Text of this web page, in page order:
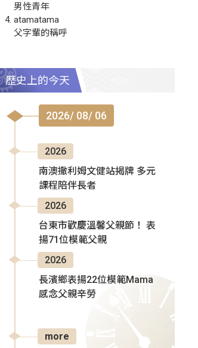
男性青年
atamatama
父字輩的稱呼
歷史上的今天
2026/ 08/ 06
2026
南澳撒利姆文健站揭牌 多元
課程陪伴長者
2026
台東市歡慶溫馨父親節！ 表
揚71位模範父親
2026
長濱鄉表揚22位模範Mama
感念父親辛勞
more